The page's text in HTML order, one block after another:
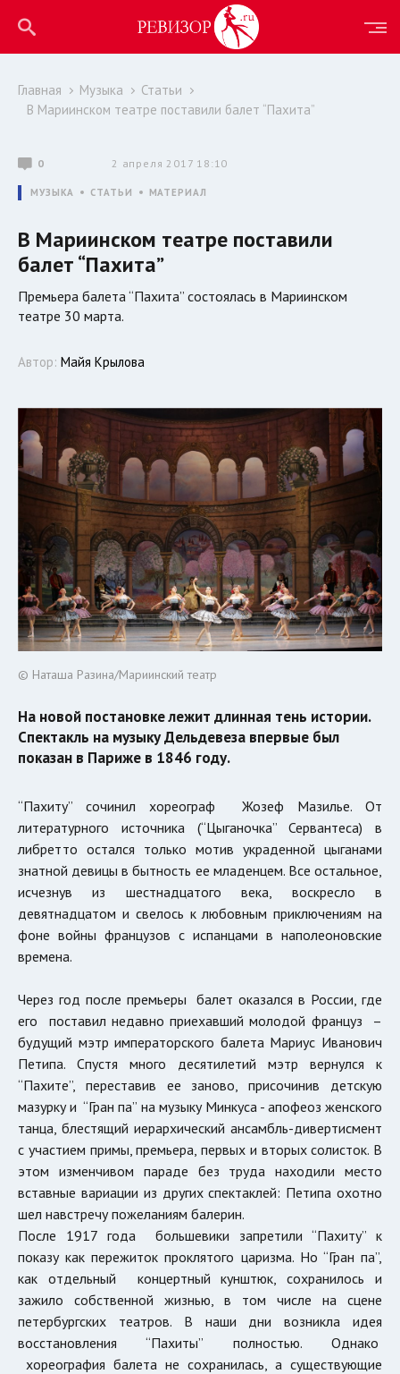
Главная Музыка
Статьи
В Мариинском театре поставили балет “Пахита”
0 2 апреля 2017 18:10
МУЗЫКА СТАТЬИ МАТЕРИАЛ
В Мариинском театре поставили
балет “Пахита”
Премьера балета “Пахита” состоялась в Мариинском
театре 30 марта.
Автор: Майя Крылова
© Наташа Разина/Мариинский театр
На новой постановке лежит длинная тень истории.
Спектакль на музыку Дельдевеза впервые был
показан в Париже в 1846 году.
“Пахиту” сочинил хореограф Жозеф Мазилье. От
литературного источника (“Цыганочка” Сервантеса) в
либретто остался только мотив украденной цыганами
знатной девицы в бытность ее младенцем. Все остальное,
исчезнув из шестнадцатого века, воскресло в
девятнадцатом и свелось к любовным приключениям на
фоне войны французов с испанцами в наполеоновские
времена.
Через год после премьеры балет оказался в России, где
его поставил недавно приехавший молодой француз –
будущий мэтр императорского балета Мариус Иванович
Петипа. Спустя много десятилетий мэтр вернулся к
“Пахите”, переставив ее заново, присочинив детскую
мазурку и “Гран па” на музыку Минкуса - апофеоз женского
танца, блестящий иерархический ансамбль-дивертисмент
с участием примы, премьера, первых и вторых солисток. В
этом изменчивом параде без труда находили место
вставные вариации из других спектаклей: Петипа охотно
шел навстречу пожеланиям балерин.
После 1917 года большевики запретили “Пахиту” к
показу как пережиток проклятого царизма. Но “Гран па”,
как отдельный концертный кунштюк, сохранилось и
зажило собственной жизнью, в том числе на сцене
петербургских театров. В наши дни возникла идея
восстановления “Пахиты” полностью. Однако
хореография балета не сохранилась, а существующие